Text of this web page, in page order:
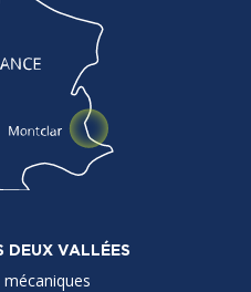
DEUX VALLÉES